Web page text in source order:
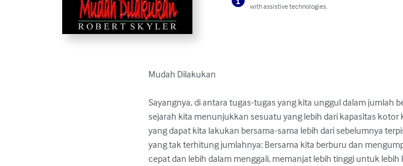
with assistive technologies.
Mudah Dilakukan
Sayangnya, di antara tugas-tugas yang kita unggul dalam jumlah
sejarah kita menunjukkan sesuatu yang lebih dari kapasitas
yang dapat kita lakukan bersama-sama lebih dari sebelumnya
yang tak terhitung jumlahnya: Bersama kita berburu dan
cepat dan lebih dalam menggali, memanjat lebih tinggi untuk